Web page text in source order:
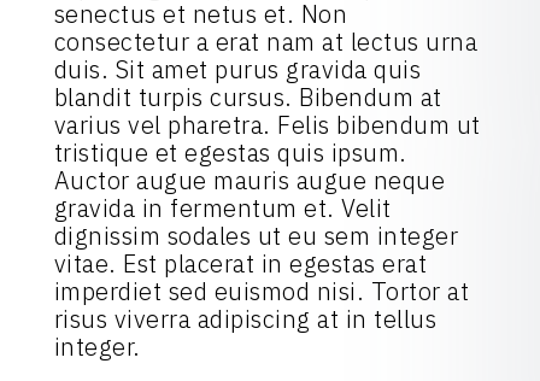
senectus et netus et. Non
consectetur a erat nam at lectus urna
duis. Sit amet purus gravida quis
blandit turpis cursus. Bibendum at
varius vel pharetra. Felis bibendum ut
tristique et egestas quis ipsum.
Auctor augue mauris augue neque
gravida in fermentum et. Velit
dignissim sodales ut eu sem integer
vitae. Est placerat in egestas erat
imperdiet sed euismod nisi. Tortor at
risus viverra adipiscing at in tellus
integer.